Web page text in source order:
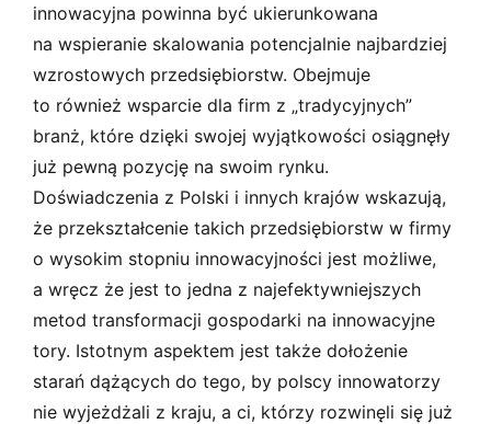
innowacyjna powinna być ukierunkowana
na wspieranie skalowania potencjalnie najbardziej
wzrostowych przedsiębiorstw. Obejmuje
to również wsparcie dla firm z „tradycyjnych”
branż, które dzięki swojej wyjątkowości osiągnęły
już pewną pozycję na swoim rynku.
Doświadczenia z Polski i innych krajów wskazują,
że przekształcenie takich przedsiębiorstw w firmy
o wysokim stopniu innowacyjności jest możliwe,
a wręcz że jest to jedna z najefektywniejszych
metod transformacji gospodarki na innowacyjne
tory. Istotnym aspektem jest także dołożenie
starań dążących do tego, by polscy innowatorzy
nie wyjeżdżali z kraju, a ci, którzy rozwinęli się już